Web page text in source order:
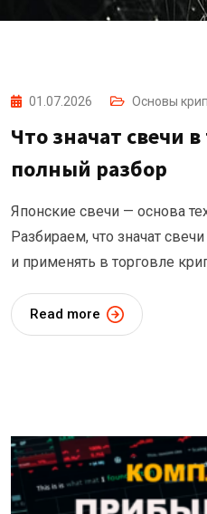
01.07.2026 Основы
Что значат свечи
полный разбор
Японские свечи — основа
Разбираем, что значат
и применять в торговле
Read more